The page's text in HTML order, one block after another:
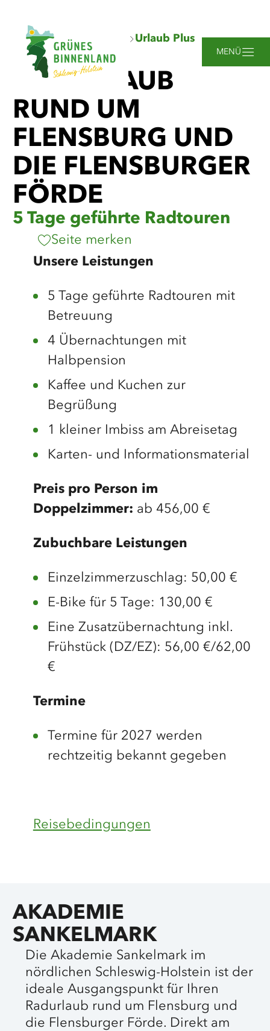
Hauptinhalt
Suche
Navigation
Footer
MENÜ
sind
hier:
Startseite Übernachten Urlaub Plus
RADURLAUB
RUND UM
FLENSBURG UND
DIE FLENSBURGER
FÖRDE
5 Tage geführte Radtouren
Seite merken
Unsere Leistungen
5 Tage geführte Radtouren mit
Betreuung
4 Übernachtungen mit
Halbpension
Kaffee und Kuchen zur
Begrüßung
1 kleiner Imbiss am Abreisetag
Karten- und Informationsmaterial
Preis pro Person im
Doppelzimmer: ab 456,00 €
Zubuchbare Leistungen
Einzelzimmerzuschlag: 50,00 €
E-Bike für 5 Tage: 130,00 €
Eine Zusatzübernachtung inkl.
Frühstück (DZ/EZ): 56,00 €/62,00
€
Termine
Termine für 2027 werden
rechtzeitig bekannt gegeben
Reisebedingungen
AKADEMIE
SANKELMARK
Die Akademie Sankelmark im
nördlichen Schleswig-Holstein ist der
ideale Ausgangspunkt für Ihren
Radurlaub rund um Flensburg und
die Flensburger Förde. Direkt am